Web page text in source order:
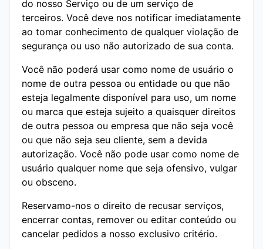
do nosso Serviço ou de um serviço de
terceiros. Você deve nos notificar imediatamente
ao tomar conhecimento de qualquer violação de
segurança ou uso não autorizado de sua conta.
Você não poderá usar como nome de usuário o
nome de outra pessoa ou entidade ou que não
esteja legalmente disponível para uso, um nome
ou marca que esteja sujeito a quaisquer direitos
de outra pessoa ou empresa que não seja você
ou que não seja seu cliente, sem a devida
autorização. Você não pode usar como nome de
usuário qualquer nome que seja ofensivo, vulgar
ou obsceno.
Reservamo-nos o direito de recusar serviços,
encerrar contas, remover ou editar conteúdo ou
cancelar pedidos a nosso exclusivo critério.